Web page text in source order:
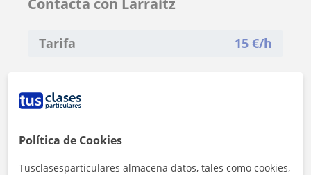
Tarifa 15 €/h
Política de Cookies
Tusclasesparticulares almacena datos, tales como cookies,